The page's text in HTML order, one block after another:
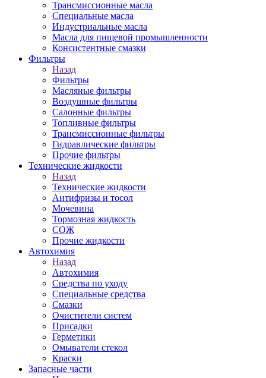
Трансмиссионные масла
Специальные масла
Индустриальные масла
Масла для пищевой промышленности
Консистентные смазки
Фильтры
Назад
Фильтры
Масляные фильтры
Воздушные фильтры
Салонные фильтры
Топливные фильтры
Трансмиссионные фильтры
Гидравлические фильтры
Прочие фильтры
Технические жидкости
Назад
Технические жидкости
Антифризы и тосол
Мочевина
Тормозная жидкость
СОЖ
Прочие жидкости
Автохимия
Назад
Автохимия
Средства по уходу
Специальные средства
Смазки
Очистители систем
Присадки
Герметики
Омыватели стекол
Краски
Запасные части